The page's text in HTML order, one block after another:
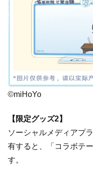
©miHoYo
【限定グッズ2】
ソーシャルメディアプ
有すると、「コラボテ
す。